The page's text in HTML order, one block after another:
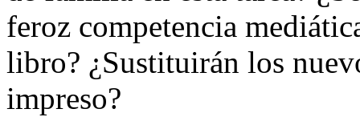
feroz competencia
libro? ¿Sustituirán los
impreso?